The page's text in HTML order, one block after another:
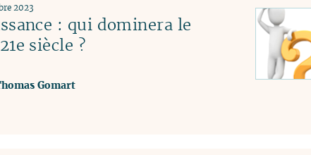
: qui dominera le
siècle ?
2023
Gomart